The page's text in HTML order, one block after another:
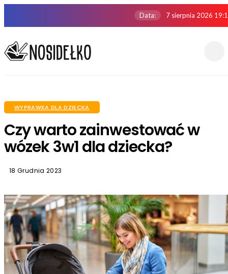
Data: 7 sierpnia 2026
WYPRAWKA DLA DZIECKA
Czy warto zainwestować w
wózek 3w1 dla dziecka?
18 Grudnia 2023